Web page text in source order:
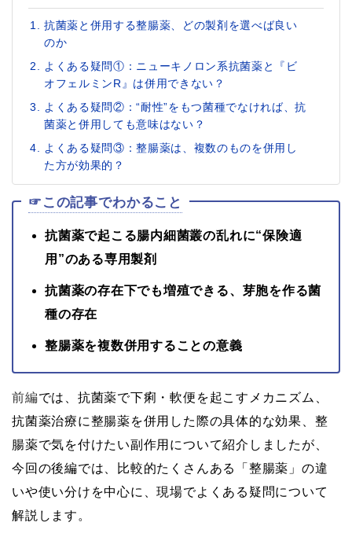
抗菌薬と併用する整腸薬、どの製剤を選べば良い
のか
よくある疑問①：ニューキノロン系抗菌薬と『ビ
オフェルミンR』は併用できない？
よくある疑問②：“耐性”をもつ菌種でなければ、抗
菌薬と併用しても意味はない？
よくある疑問③：整腸薬は、複数のものを併用し
た方が効果的？
☞この記事でわかること
抗菌薬で起こる腸内細菌叢の乱れに“保険適
用”のある専用製剤
抗菌薬の存在下でも増殖できる、芽胞を作る菌
種の存在
整腸薬を複数併用することの意義
前編では、抗菌薬で下痢・軟便を起こすメカニズム、
抗菌薬治療に整腸薬を併用した際の具体的な効果、整
腸薬で気を付けたい副作用について紹介しましたが、
今回の後編では、比較的たくさんある「整腸薬」の違
いや使い分けを中心に、現場でよくある疑問について
解説します。